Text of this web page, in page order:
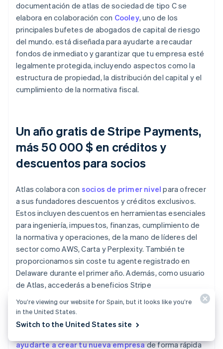
documentación de atlas de sociedad de tipo C se
elabora en colaboración con Cooley, uno de los
principales bufetes de abogados de capital de riesgo
del mundo. está diseñada para ayudarte a recaudar
fondos de inmediato y garantizar que tu empresa esté
legalmente protegida, incluyendo aspectos como la
estructura de propiedad, la distribución del capital y el
cumplimiento de la normativa fiscal.
Un año gratis de Stripe Payments,
más 50 000 $ en créditos y
descuentos para socios
Atlas colabora con socios de primer nivel para ofrecer
a sus fundadores descuentos y créditos exclusivos.
Estos incluyen descuentos en herramientas esenciales
para ingeniería, impuestos, finanzas, cumplimiento de
la normativa y operaciones, de la mano de líderes del
sector como AWS, Carta y Perplexity. También te
proporcionamos sin coste tu agente registrado en
Delaware durante el primer año. Además, como usuario
de Atlas, accederás a beneficios Stripe
pagos gratuito por un volumen de hasta 100 000 $.
ayudarte a crear tu nueva empresade forma rápida
You’re viewing our website for Spain, but it looks like you’re
in the United States.
Switch to the United States site